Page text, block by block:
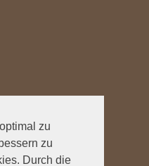
zu
zu
Durch die